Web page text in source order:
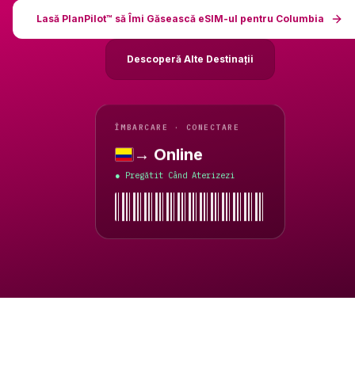
Lasă PlanPilot™ să Îmi Găsească eSIM-ul pentru Columbia
Descoperă Alte Destinații
ÎMBARCARE · CONECTARE
Columbia
→ Online
● Pregătit Când Aterizezi